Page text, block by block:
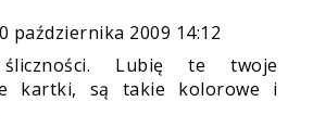
października 2009 14:12
Lubię te twoje
kartki, są takie kolorowe i